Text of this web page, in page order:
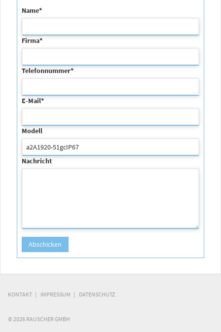
Name*
Firma*
Telefonnummer*
E-Mail*
Modell
Nachricht
KONTAKT IMPRESSUM DATENSCHUTZ
© 2026 RAUSCHER GMBH